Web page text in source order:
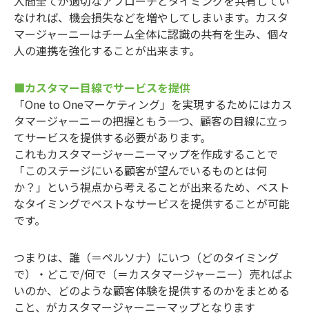
なければ、機会損失などを増やしてしまいます。カスタ
マージャーニーはチーム全体に認識の共有を生み、個々
人の連携を強化することが出来ます。
■カスタマー目線でサービスを提供
「One to Oneマーケティング」を実現するためにはカス
タマージャーニーの把握ともう一つ、顧客の目線に立っ
てサービスを提供する必要があります。
これもカスタマージャーニーマップを作成することで
「このステージにいる顧客が望んでいるものとは何
か？」という視点から考えることが出来るため、ベスト
なタイミングでベストなサービスを提供することが可能
です。
つまりは、誰（＝ペルソナ）にいつ（どのタイミング
で）・どこで/何で（＝カスタマージャーニー）売ればよ
いのか、どのような顧客体験を提供するのかをまとめる
こと、がカスタマージャーニーマップとなります